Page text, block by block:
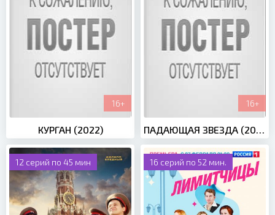
16+
КУРГАН (2022)
16+
12 серий по 45 мин 16 серий по 52 мин.